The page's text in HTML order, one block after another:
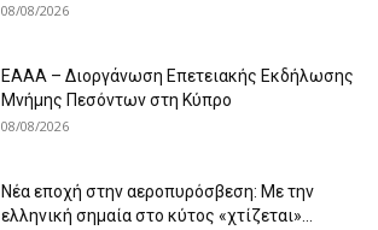
08/08/2026
ΕΑΑΑ – Διοργάνωση Επετειακής Εκδήλωσης
Μνήμης Πεσόντων στη Κύπρο
08/08/2026
Νέα εποχή στην αεροπυρόσβεση: Με την
ελληνική σημαία στο κύτος «χτίζεται»...